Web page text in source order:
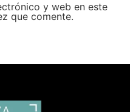
y web en este
que comente.